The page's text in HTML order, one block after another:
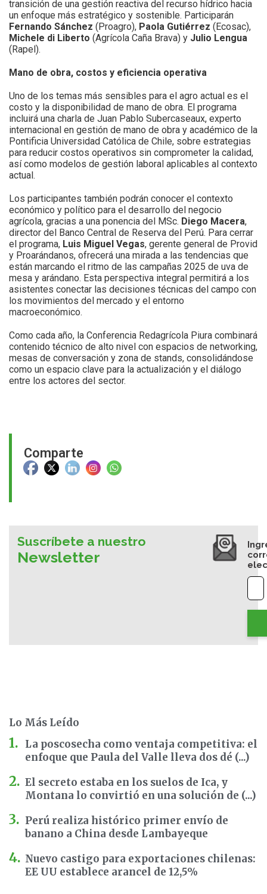
Comparte
transición de una gestión reactiva del recurso hídrico hacia
un enfoque más estratégico y sostenible. Participarán
Fernando Sánchez (Proagro), Paola Gutiérrez (Ecosac),
Michele di Liberto (Agrícola Caña Brava) y Julio Lengua
(Rapel).
Mano de obra, costos y eficiencia operativa
Uno de los temas más sensibles para el agro actual es el
costo y la disponibilidad de mano de obra. El programa
incluirá una charla de Juan Pablo Subercaseaux, experto
internacional en gestión de mano de obra y académico de la
Pontificia Universidad Católica de Chile, sobre estrategias
para reducir costos operativos sin comprometer la calidad,
así como modelos de gestión laboral aplicables al contexto
actual.
Los participantes también podrán conocer el contexto
económico y político para el desarrollo del negocio
agrícola, gracias a una ponencia del MSc. Diego Macera,
director del Banco Central de Reserva del Perú. Para cerrar
el programa, Luis Miguel Vegas, gerente general de Provid
y Proarándanos, ofrecerá una mirada a las tendencias que
están marcando el ritmo de las campañas 2025 de uva de
mesa y arándano. Esta perspectiva integral permitirá a los
asistentes conectar las decisiones técnicas del campo con
los movimientos del mercado y el entorno
macroeconómico.
Como cada año, la Conferencia Redagrícola Piura combinará
contenido técnico de alto nivel con espacios de networking,
mesas de conversación y zona de stands, consolidándose
como un espacio clave para la actualización y el diálogo
entre los actores del sector.
Suscríbete a nuestro
Newsletter
Lo Más Leído
La poscosecha como ventaja competitiva: el
enfoque que Paula del Valle lleva dos dé (...)
El secreto estaba en los suelos de Ica, y
Montana lo convirtió en una solución de (...)
Perú realiza histórico primer envío de
banano a China desde Lambayeque
Nuevo castigo para exportaciones chilenas:
EE UU establece arancel de 12,5%